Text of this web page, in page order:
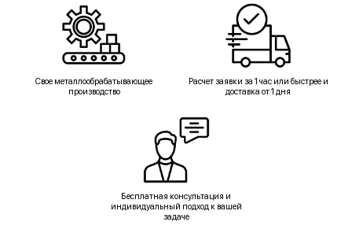
Свое металлообрабатывающее
производство
Расчет заявки за 1 час или быстрее и
доставка от 1 дня
Бесплатная консультация и
индивидуальный подход к вашей
задаче